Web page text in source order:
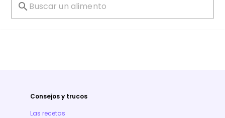
Consejos y trucos
Las recetas